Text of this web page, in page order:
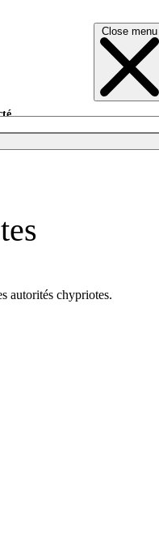
Close menu
autorités chypriotes.